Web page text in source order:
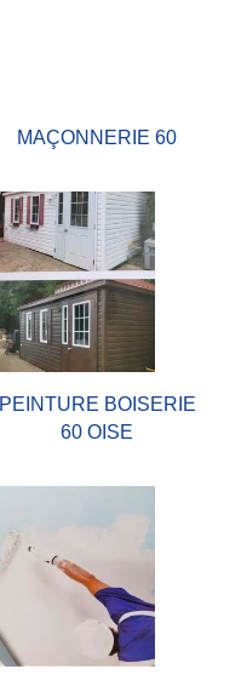
MAÇONNERIE 60
PEINTURE BOISERIE
60 OISE